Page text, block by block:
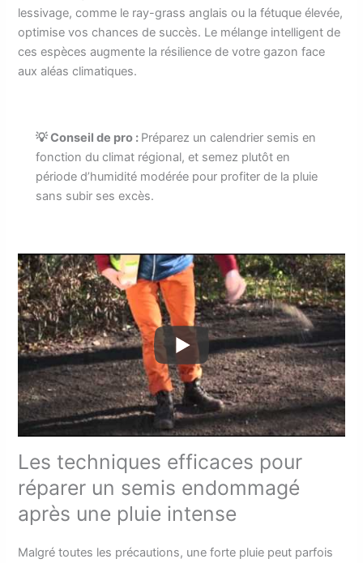
lessivage, comme le ray-grass anglais ou la fétuque élevée,
optimise vos chances de succès. Le mélange intelligent de
ces espèces augmente la résilience de votre gazon face
aux aléas climatiques.
💡 Conseil de pro : Préparez un calendrier semis en
fonction du climat régional, et semez plutôt en
période d’humidité modérée pour profiter de la pluie
sans subir ses excès.
Les techniques efficaces pour
réparer un semis endommagé
après une pluie intense
Malgré toutes les précautions, une forte pluie peut parfois